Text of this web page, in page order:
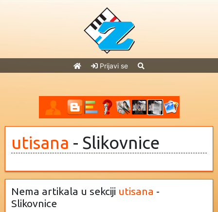
Prijavi se
utisana - Slikovnice
Nema artikala u sekciji utisana -
Slikovnice